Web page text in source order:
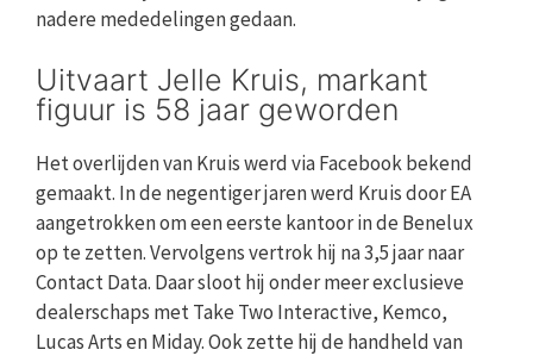
nadere mededelingen gedaan.
Uitvaart Jelle Kruis, markant
figuur is 58 jaar geworden
Het overlijden van Kruis werd via Facebook bekend
gemaakt. In de negentiger jaren werd Kruis door EA
aangetrokken om een eerste kantoor in de Benelux
op te zetten. Vervolgens vertrok hij na 3,5 jaar naar
Contact Data. Daar sloot hij onder meer exclusieve
dealerschaps met Take Two Interactive, Kemco,
Lucas Arts en Miday. Ook zette hij de handheld van